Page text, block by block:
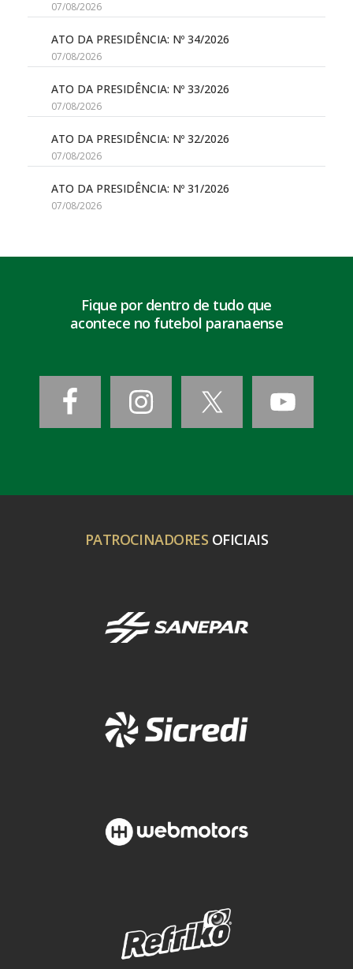
07/08/2026
ATO DA PRESIDÊNCIA: Nº 34/2026
07/08/2026
ATO DA PRESIDÊNCIA: Nº 33/2026
07/08/2026
ATO DA PRESIDÊNCIA: Nº 32/2026
07/08/2026
ATO DA PRESIDÊNCIA: Nº 31/2026
07/08/2026
Fique por dentro de tudo que
acontece no futebol paranaense
PATROCINADORES OFICIAIS